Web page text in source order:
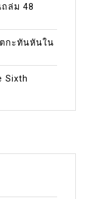
ล่ม 48
กะทันหันใน
Sixth